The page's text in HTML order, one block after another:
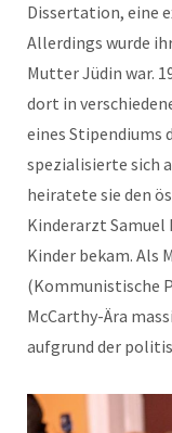
Dissertation, eine
Allerdings wurde
Mutter Jüdin war.
dort in
eines Stipendiums
spezialisierte sich
heiratete sie den
Kinderarzt
Kinder bekam. Als
(Kommunistische
McCarthy-Ära
aufgrund der